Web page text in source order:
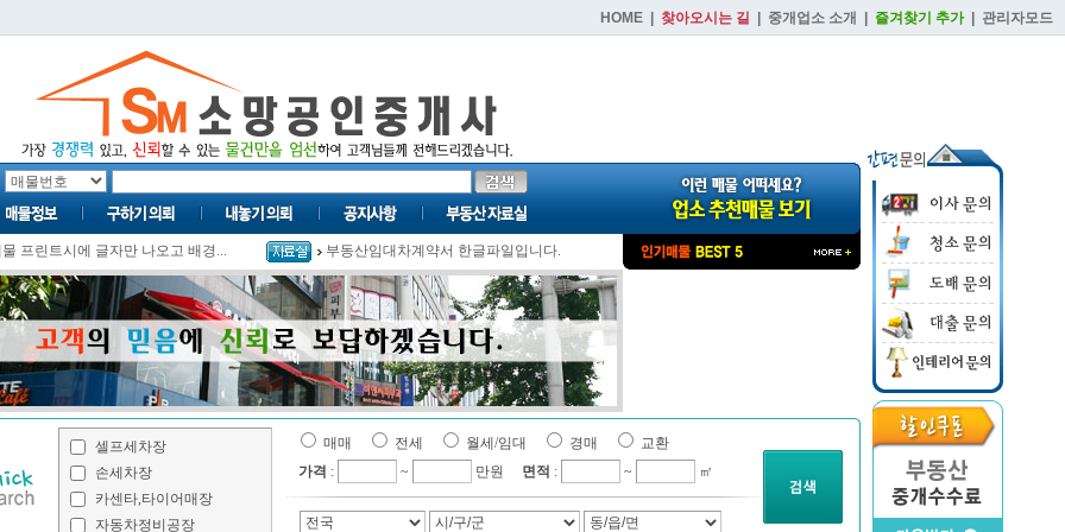
HOME 찾아오시는 길 중개업소 소개 즐겨찾기 추가| 관리자모드
프린트시에 글자만 나오고 배경... 부동산임대차계약서 한글파일입니다.